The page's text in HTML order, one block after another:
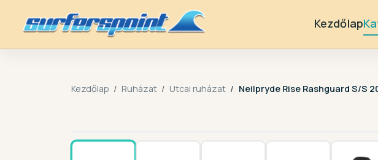
Kezdőlap
Kezdőlap Ruházat Utcai ruházat Neilpryde Rise Rashguard S/S